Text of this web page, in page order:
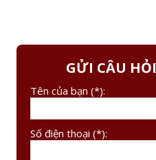
GỬI CÂU
Tên của bạn (*):
Số điện thoại (*):